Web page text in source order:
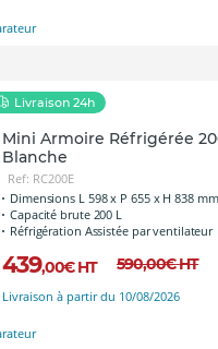
Livraison 24h
Mini Armoire Réfrigérée
Blanche
Ref: RC200E
Dimensions L 598 x P 655 x H 838 mm
Capacité brute 200 L
Réfrigération Assistée par ventilateur
439,00€ HT 590,00€HT
Livraison à partir du 10/08/2026